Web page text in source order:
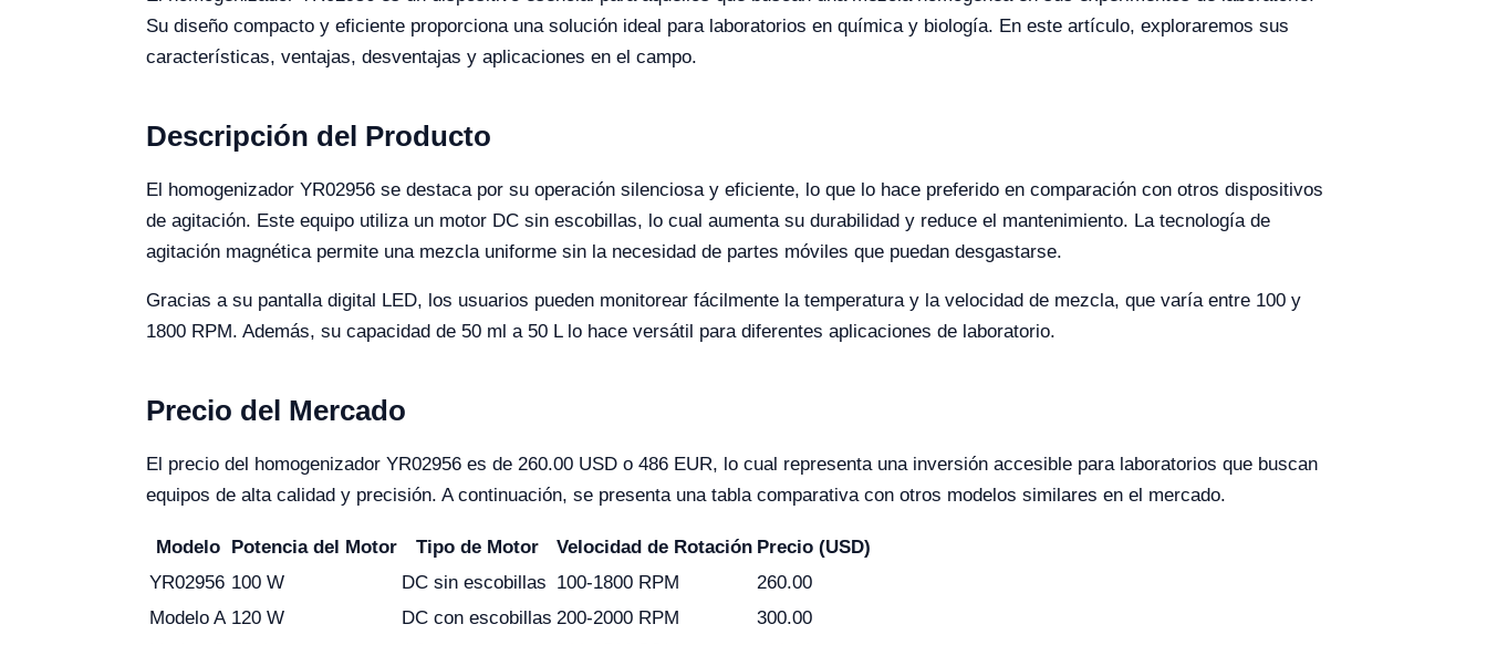
Su diseño compacto y eficiente proporciona una solución ideal para laboratorios en química y biología. En este artículo, exploraremos sus
características, ventajas, desventajas y aplicaciones en el campo.
Descripción del Producto
El homogenizador YR02956 se destaca por su operación silenciosa y eficiente, lo que lo hace preferido en comparación con otros dispositivos
de agitación. Este equipo utiliza un motor DC sin escobillas, lo cual aumenta su durabilidad y reduce el mantenimiento. La tecnología de
agitación magnética permite una mezcla uniforme sin la necesidad de partes móviles que puedan desgastarse.
Gracias a su pantalla digital LED, los usuarios pueden monitorear fácilmente la temperatura y la velocidad de mezcla, que varía entre 100 y
1800 RPM. Además, su capacidad de 50 ml a 50 L lo hace versátil para diferentes aplicaciones de laboratorio.
Precio del Mercado
El precio del homogenizador YR02956 es de 260.00 USD o 486 EUR, lo cual representa una inversión accesible para laboratorios que buscan
equipos de alta calidad y precisión. A continuación, se presenta una tabla comparativa con otros modelos similares en el mercado.
Modelo Potencia del Motor Tipo de Motor Velocidad de Rotación Precio (USD)
YR02956 100 W DC sin escobillas 100-1800 RPM
260.00
Modelo A 120 W DC con escobillas 200-2000 RPM
300.00